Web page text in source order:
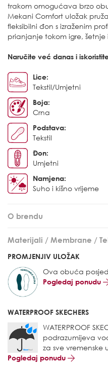
trakom omogućava brzo
Mekani Comfort uložak
fleksibilni đon s izraženim
prianjanje tokom igre,
Naručite već danas i
Lice:
Tekstil/Umjetni
Boja:
Crna
Podstava:
Tekstil
Đon:
Umjetni
Namjena:
Suho i kišno vrijeme
O brendu
Materijali / Membrane /
PROMJENJIV ULOŽAK
Ova obuća
Pogledaj ponudu
WATERPROOF SKECHERS
WATERPROOF
podrazumijeva
za sve vremenske
Pogledaj ponudu